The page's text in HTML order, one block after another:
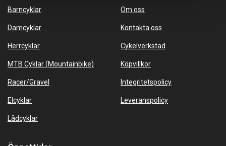
Barncyklar
Damcyklar
Herrcyklar
MTB Cyklar (Mountainbike)
Racer/Gravel
Elcyklar
Lådcyklar
Om oss
Kontakta oss
Cykelverkstad
Köpvillkor
Integritetspolicy
Leveranspolicy